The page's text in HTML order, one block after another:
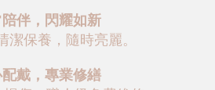
陪伴，閃耀如新
潔保養，隨時亮麗。
戴，專業修繕